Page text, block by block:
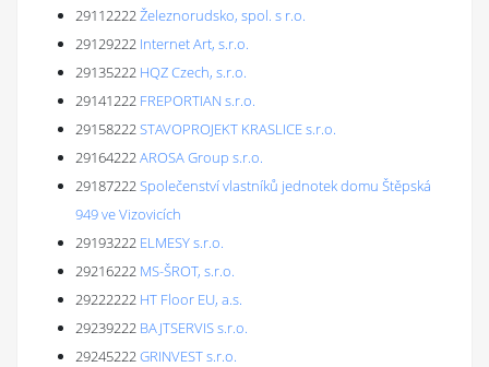
29112222Železnorudsko, spol. s r.o.
29129222 Internet Art, s.r.o.
29135222 HQZ Czech, s.r.o.
29141222 FREPORTIAN s.r.o.
29158222STAVOPROJEKT KRASLICE s.r.o.
29164222AROSA Group s.r.o.
29187222Společenství vlastníků jednotek domu Štěpská
949 ve Vizovicích
29193222 ELMESY s.r.o.
29216222 MS-ŠROT, s.r.o.
29222222 HT Floor EU, a.s.
29239222 BAJTSERVIS s.r.o.
29245222GRINVEST s.r.o.